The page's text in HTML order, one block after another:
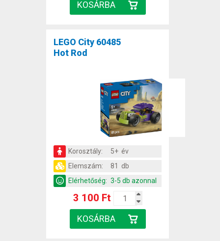
LEGO City 60485
Hot Rod
Korosztály:
5+ év
Elemszám:
81 db
Elérhetőség: 3-5 db azonnal
3 100 Ft